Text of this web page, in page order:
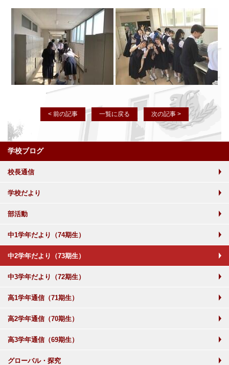
< 前の記事 一覧に戻る 次の記事 >
学校ブログ
校長通信
学校だより
部活動
中1学年だより（74期生）
中2学年だより（73期生）
中3学年だより（72期生）
高1学年通信（71期生）
高2学年通信（70期生）
高3学年通信（69期生）
グローバル・探究